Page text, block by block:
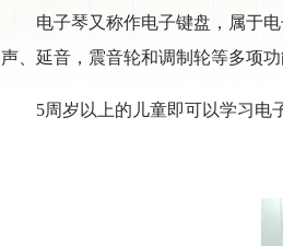
电子琴又称作电子键盘，属于
声、延音，震音轮和调制轮等多项
5周岁以上的儿童即可以学习电